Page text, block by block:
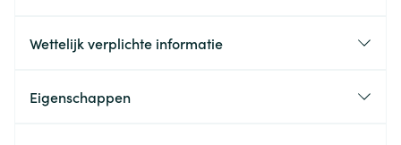
Wettelijk verplichte informatie
Eigenschappen